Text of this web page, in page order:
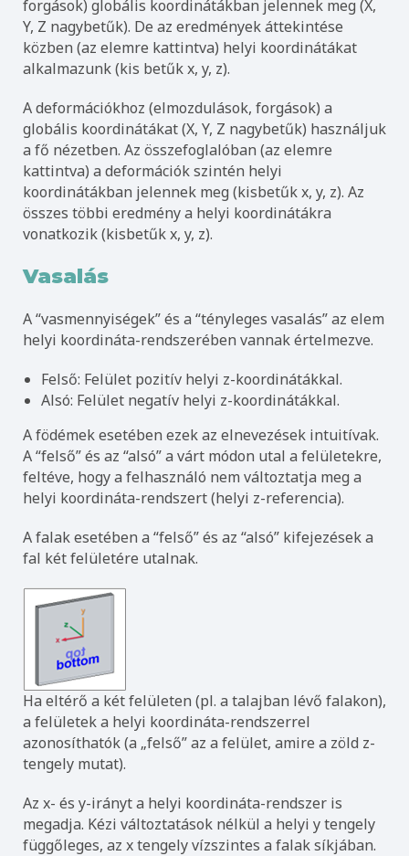
forgások) globális koordinátákban jelennek meg (X,
Y, Z nagybetűk). De az eredmények áttekintése
közben (az elemre kattintva) helyi koordinátákat
alkalmazunk (kis betűk x, y, z).
A deformációkhoz (elmozdulások, forgások) a
globális koordinátákat (X, Y, Z nagybetűk) használjuk
a fő nézetben. Az összefoglalóban (az elemre
kattintva) a deformációk szintén helyi
koordinátákban jelennek meg (kisbetűk x, y, z). Az
összes többi eredmény a helyi koordinátákra
vonatkozik (kisbetűk x, y, z).
Vasalás
A “vasmennyiségek” és a “tényleges vasalás” az elem
helyi koordináta-rendszerében vannak értelmezve.
Felső: Felület pozitív helyi z-koordinátákkal.
Alsó: Felület negatív helyi z-koordinátákkal.
A födémek esetében ezek az elnevezések intuitívak.
A “felső” és az “alsó” a várt módon utal a felületekre,
feltéve, hogy a felhasználó nem változtatja meg a
helyi koordináta-rendszert (helyi z-referencia).
A falak esetében a “felső” és az “alsó” kifejezések a
fal két felületére utalnak.
Ha eltérő a két felületen (pl. a talajban lévő falakon),
a felületek a helyi koordináta-rendszerrel
azonosíthatók (a „felső” az a felület, amire a zöld z-
tengely mutat).
Az x- és y-irányt a helyi koordináta-rendszer is
megadja. Kézi változtatások nélkül a helyi y tengely
függőleges, az x tengely vízszintes a falak síkjában.